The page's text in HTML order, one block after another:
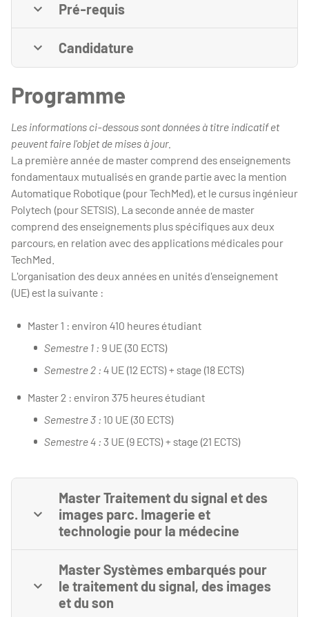
Pré-requis
Candidature
Programme
Les informations ci-dessous sont données à titre indicatif et
peuvent faire l'objet de mises à jour.
La première année de master comprend des enseignements
fondamentaux mutualisés en grande partie avec la mention
Automatique Robotique (pour TechMed), et le cursus ingénieur
Polytech (pour SETSIS). La seconde année de master
comprend des enseignements plus spécifiques aux deux
parcours, en relation avec des applications médicales pour
TechMed.
L'organisation des deux années en unités d'enseignement
(UE) est la suivante :
Master 1 : environ 410 heures étudiant
Semestre 1 : 9 UE (30 ECTS)
Semestre 2 : 4 UE (12 ECTS) + stage (18 ECTS)
Master 2 : environ 375 heures étudiant
Semestre 3 : 10 UE (30 ECTS)
Semestre 4 : 3 UE (9 ECTS) + stage (21 ECTS)
Master Traitement du signal et des
images parc. Imagerie et
technologie pour la médecine
Master Systèmes embarqués pour
le traitement du signal, des images
et du son